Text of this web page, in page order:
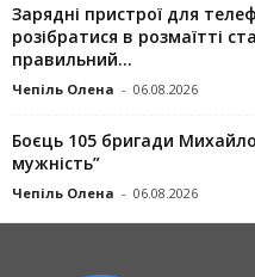
Зарядні пристрої для
розібратися в розмаїтті
правильний...
Чепіль Олена - 06.08.2026
Боєць 105 бригади
мужність”
Чепіль Олена - 06.08.2026